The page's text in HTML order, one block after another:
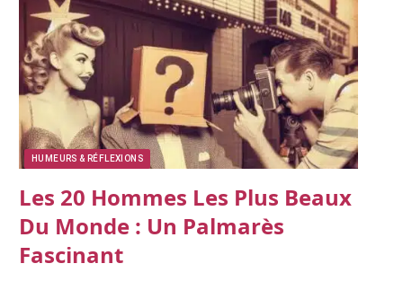
HUMEURS & RÉFLEXIONS
Les 20 Hommes Les Plus Beaux
Du Monde : Un Palmarès
Fascinant